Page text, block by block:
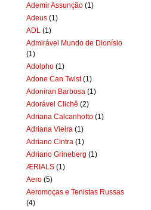
Ademir Assunção (1)
Adeus (1)
ADL (1)
Admirável Mundo de Dionísio
(1)
Adolpho (1)
Adone Can Twist (1)
Adoniran Barbosa (1)
Adorável Clichê (2)
Adriana Calcanhotto (1)
Adriana Vieira (1)
Adriano Cintra (1)
Adriano Grineberg (1)
ÆRIALS (1)
Aero (5)
Aeromoças e Tenistas Russas
(4)